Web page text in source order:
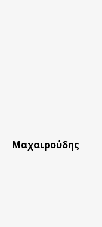
Μαχαιρούδης